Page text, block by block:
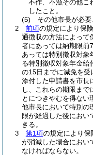
不作、不漁その他こ
したこと。
(5)
その他市長が必要
2
前項の規定により保
通徴収の方法によって
者にあっては納期限前
あっては特別徴収対象
る特別徴収対象年金給
の15日までに減免を
添付した申請書を市長
し、これらの期限まで
とにつきやむを得ない
他市長において特別の
限が経過した後におい
きる。
3
第1項の規定により保
が消滅した場合におい
なければならない。